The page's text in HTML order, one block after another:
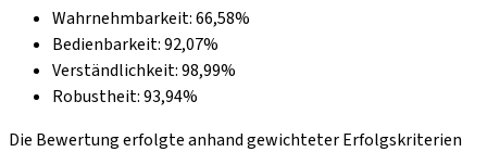
Wahrnehmbarkeit: 66,58%
Bedienbarkeit: 92,07%
Verständlichkeit: 98,99%
Robustheit: 93,94%
Die Bewertung erfolgte anhand gewichteter Erfolgskriterien